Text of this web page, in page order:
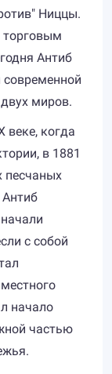
Ниццы.
Антиб
современной
миров.
веке, когда
в 1881
песчаных
с собой
начало
частью